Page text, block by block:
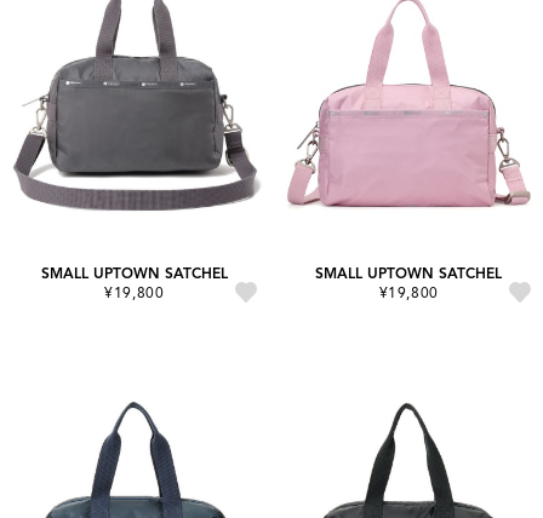
SMALL UPTOWN SATCHEL
¥19,800
SMALL UPTOWN SATCHEL
¥19,800